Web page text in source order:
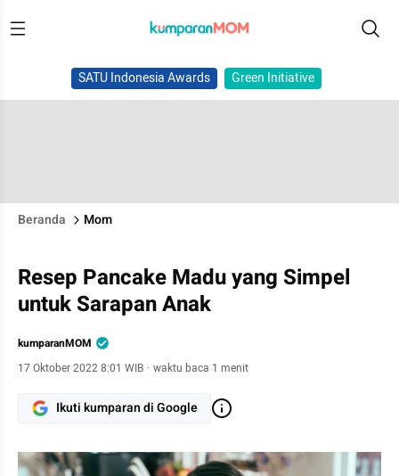
SATU Indonesia Awards Green Initiative
Beranda Mom
Resep Pancake Madu yang Simpel
untuk Sarapan Anak
kumparanMOM
17 Oktober 2022 8:01 WIB · waktu baca 1 menit
Ikuti kumparan di Google